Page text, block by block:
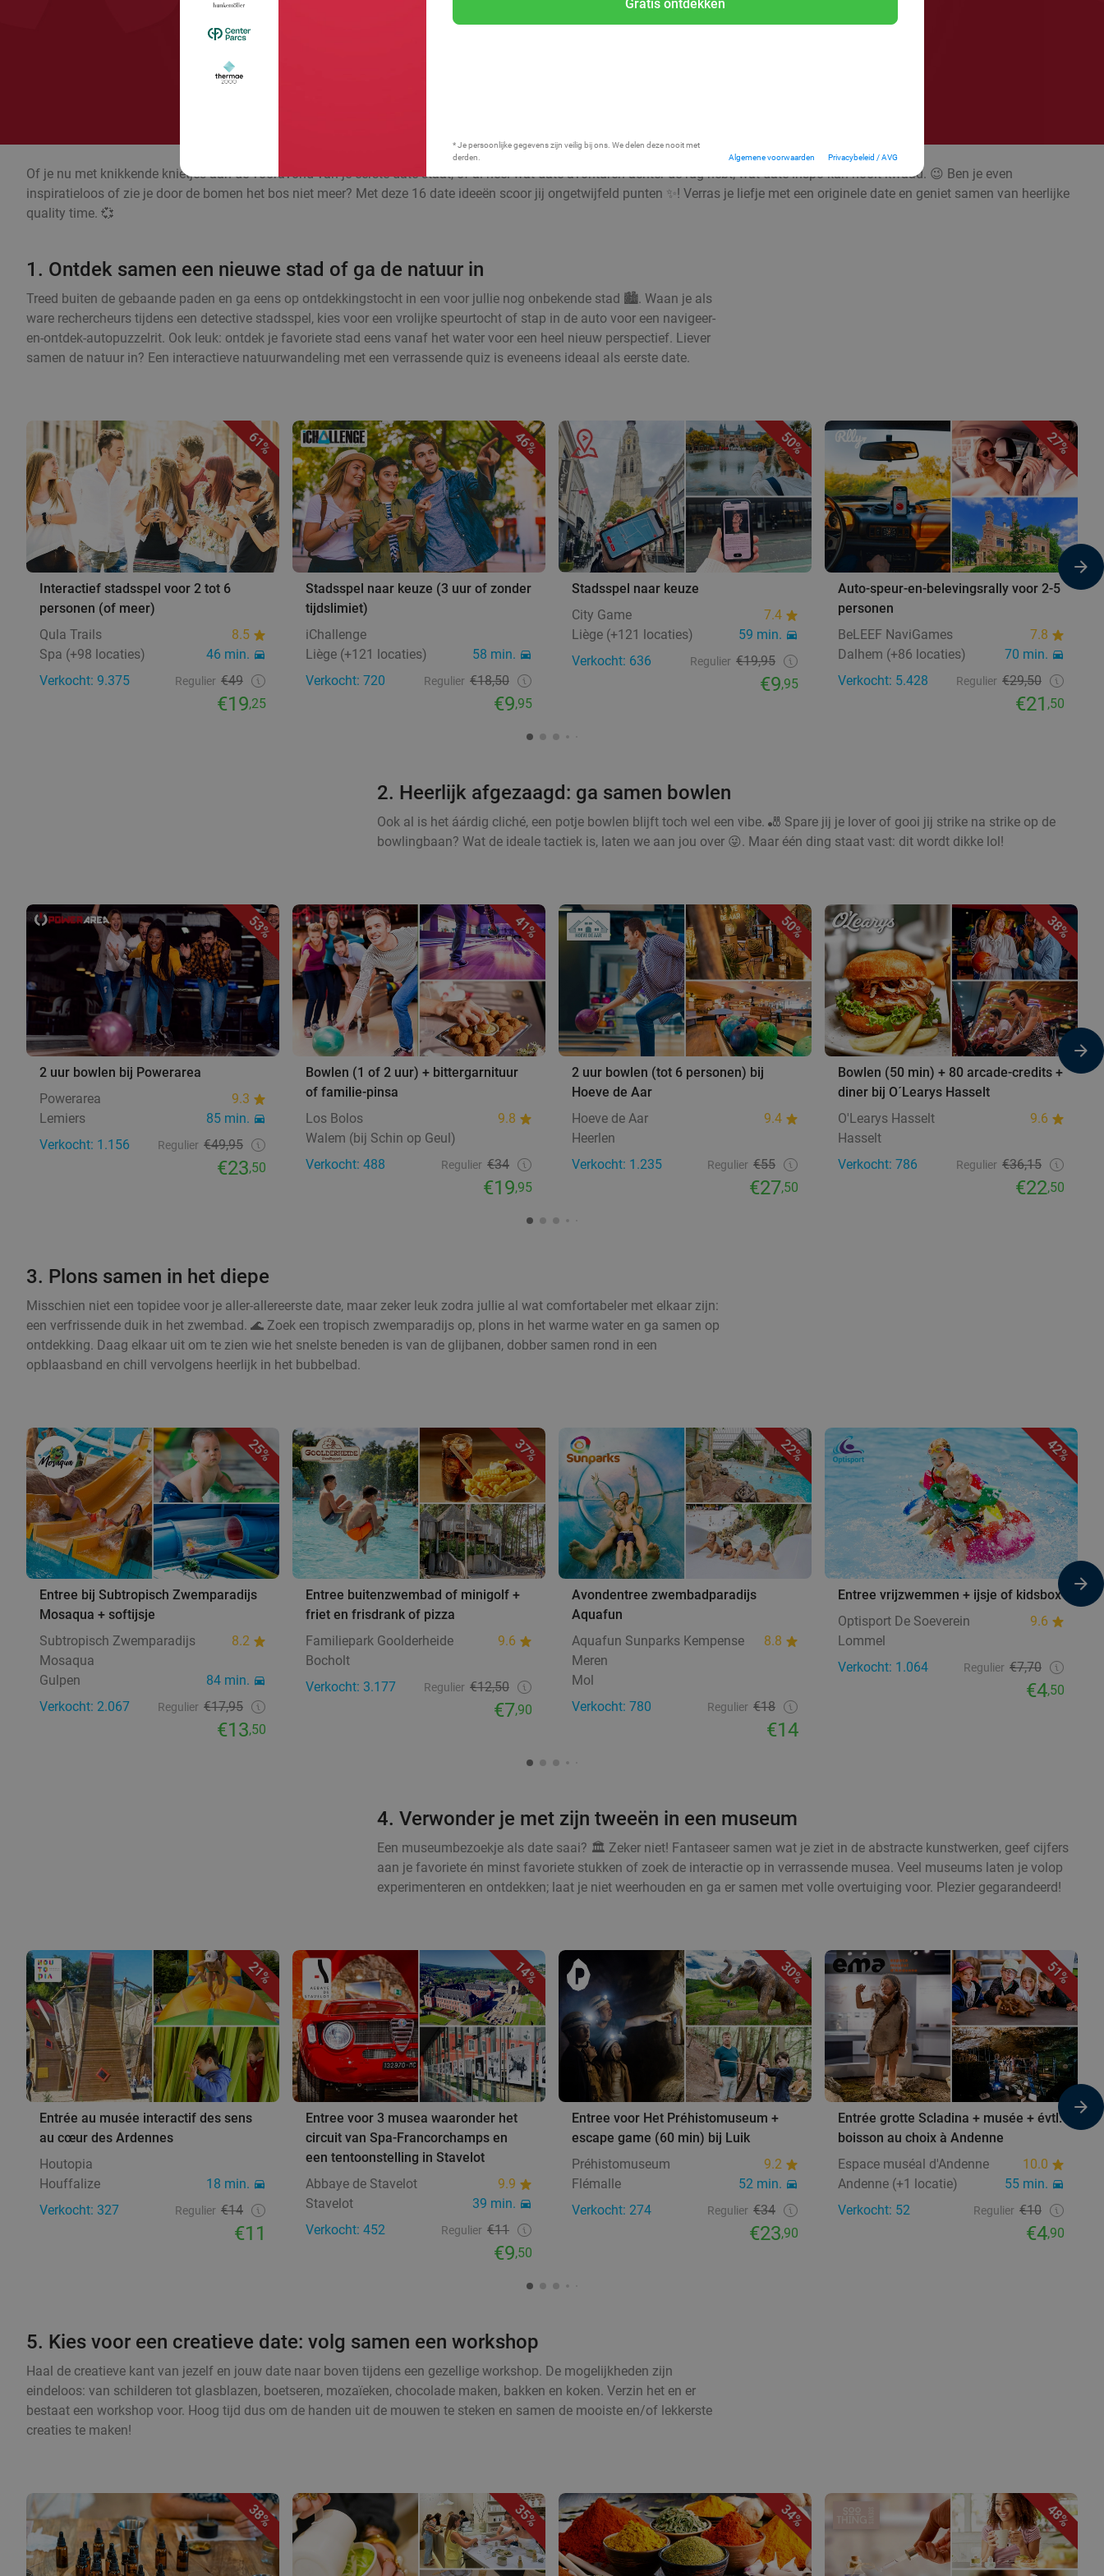
Gratis ontdekken
* Je persoonlijke gegevens zijn veilig bij ons. We delen deze nooit met
derden.
Algemene voorwaarden Privacybeleid / AVG
Of je nu met knikkende knietjes aan de vooravond van je eerste date staat, of al heel wat date-avonturen achter de rug hebt; wat date-inspo kan nooit kwaad. 😉 Ben je even
inspiratieloos of zie je door de bomen het bos niet meer? Met deze 16 date ideeën scoor jij ongetwijfeld punten ✨! Verras je liefje met een originele date en geniet samen van heerlijke
quality time. 💞
1. Ontdek samen een nieuwe stad of ga de natuur in
Treed buiten de gebaande paden en ga eens op ontdekkingstocht in een voor jullie nog onbekende stad 🏙️. Waan je als
ware rechercheurs tijdens een detective stadsspel, kies voor een vrolijke speurtocht of stap in de auto voor een navigeer-
en-ontdek-autopuzzelrit. Ook leuk: ontdek je favoriete stad eens vanaf het water voor een heel nieuw perspectief. Liever
samen de natuur in? Een interactieve natuurwandeling met een verrassende quiz is eveneens ideaal als eerste date.
61%
Interactief stadsspel voor 2 tot 6
personen (of meer)
Qula Trails
8.5
Spa (+98 locaties)
46 min.
Verkocht: 9.375
Regulier €49
€19,25
46%
Stadsspel naar keuze (3 uur of zonder
tijdslimiet)
iChallenge
Liège (+121 locaties)
58 min.
Verkocht: 720
Regulier €18,50
€9,95
50%
Stadsspel naar keuze
City Game
7.4
Liège (+121 locaties)
59 min.
Verkocht: 636
Regulier €19,95
€9,95
27%
Auto-speur-en-belevingsrally voor 2-5
personen
BeLEEF NaviGames
7.8
Dalhem (+86 locaties)
70 min.
Verkocht: 5.428
Regulier €29,50
€21 ,50
2. Heerlijk afgezaagd: ga samen bowlen
Ook al is het áárdig cliché, een potje bowlen blijft toch wel een vibe. 🎳 Spare jij je lover of gooi jij strike na strike op de
bowlingbaan? Wat de ideale tactiek is, laten we aan jou over 😜. Maar één ding staat vast: dit wordt dikke lol!
53%
2 uur bowlen bij Powerarea
Powerarea
9.3
Lemiers
85 min.
Verkocht: 1.156
Regulier €49,95
€23,50
41%
Bowlen (1 of 2 uur) + bittergarnituur
of familie-pinsa
Los Bolos
9.8
Walem (bij Schin op Geul)
Verkocht: 488
Regulier €34
€19,95
50%
2 uur bowlen (tot 6 personen) bij
Hoeve de Aar
Hoeve de Aar
9.4
Heerlen
Verkocht: 1.235
Regulier €55
€27,50
38%
Bowlen (50 min) + 80 arcade-credits +
diner bij O´Learys Hasselt
O'Learys Hasselt
9.6
Hasselt
Verkocht: 786
Regulier €36,15
€22,50
3. Plons samen in het diepe
Misschien niet een topidee voor je aller-allereerste date, maar zeker leuk zodra jullie al wat comfortabeler met elkaar zijn:
een verfrissende duik in het zwembad. 🌊 Zoek een tropisch zwemparadijs op, plons in het warme water en ga samen op
ontdekking. Daag elkaar uit om te zien wie het snelste beneden is van de glijbanen, dobber samen rond in een
opblaasband en chill vervolgens heerlijk in het bubbelbad.
25%
Entree bij Subtropisch Zwemparadijs
Mosaqua + softijsje
Subtropisch Zwemparadijs
Mosaqua
8.2
Gulpen
84 min.
Verkocht: 2.067
Regulier €17,95
€13,50
37%
Entree buitenzwembad of minigolf +
friet en frisdrank of pizza
Familiepark Goolderheide
9.6
Bocholt
Verkocht: 3.177
Regulier €12,50
€7,90
22%
Avondentree zwembadparadijs
Aquafun
Aquafun Sunparks Kempense
Meren
8.8
Mol
Verkocht: 780
Regulier €18
€14
42%
Entree vrijzwemmen + ijsje of kidsbox
Optisport De Soeverein
9.6
Lommel
Verkocht: 1.064
Regulier €7,70
€4,50
4. Verwonder je met zijn tweeën in een museum
Een museumbezoekje als date saai? 🏛️ Zeker niet! Fantaseer samen wat je ziet in de abstracte kunstwerken, geef cijfers
aan je favoriete én minst favoriete stukken of zoek de interactie op in verrassende musea. Veel museums laten je volop
experimenteren en ontdekken; laat je niet weerhouden en ga er samen met volle overtuiging voor. Plezier gegarandeerd!
21%
Entrée au musée interactif des sens
au cœur des Ardennes
Houtopia
Houffalize
18 min.
Verkocht: 327
Regulier €14
€11
14%
Entree voor 3 musea waaronder het
circuit van Spa-Francorchamps en
een tentoonstelling in Stavelot
Abbaye de Stavelot
9.9
Stavelot
39 min.
Verkocht: 452
Regulier €11
€9,50
30%
Entree voor Het Préhistomuseum +
escape game (60 min) bij Luik
Préhistomuseum
9.2
Flémalle
52 min.
Verkocht: 274
Regulier €34
€23,90
51%
Entrée grotte Scladina + musée + évtl.
boisson au choix à Andenne
Espace muséal d'Andenne
10.0
Andenne (+1 locatie)
55 min.
Verkocht: 52
Regulier €10
€4,90
5. Kies voor een creatieve date: volg samen een workshop
Haal de creatieve kant van jezelf en jouw date naar boven tijdens een gezellige workshop. De mogelijkheden zijn
eindeloos: van schilderen tot glasblazen, boetseren, mozaïeken, chocolade maken, bakken en koken. Verzin het en er
bestaat een workshop voor. Hoog tijd dus om de handen uit de mouwen te steken en samen de mooiste en/of lekkerste
creaties te maken!
38% 35% 34% 48%